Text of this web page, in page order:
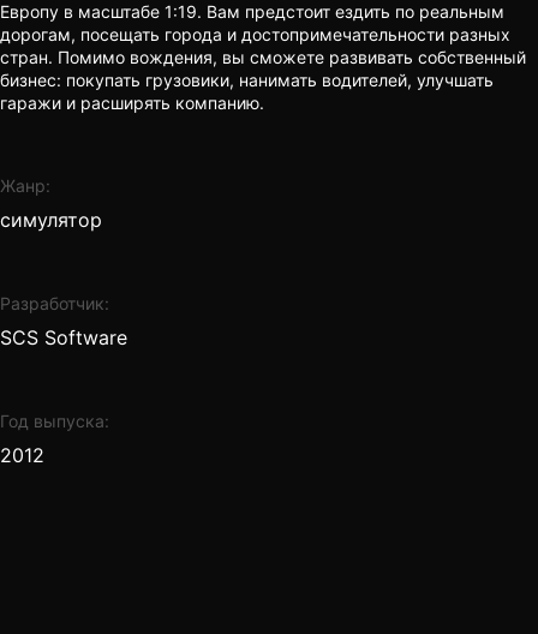
Европу в масштабе 1:19. Вам предстоит ездить по реальным
дорогам, посещать города и достопримечательности разных
стран. Помимо вождения, вы сможете развивать собственный
бизнес: покупать грузовики, нанимать водителей, улучшать
гаражи и расширять компанию.
Жанр:
симулятор
Разработчик:
SCS Software
Год выпуска:
2012